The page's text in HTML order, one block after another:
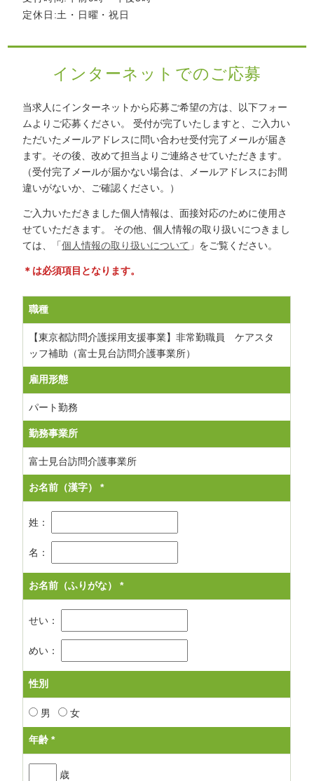
定休日:土・日曜・祝日
インターネットでのご応募
当求人にインターネットから応募ご希望の方は、以下フォー
ムよりご応募ください。
受付が完了いたしますと、ご入力い
ただいたメールアドレスに問い合わせ受付完了メールが届き
ます。その後、改めて担当よりご連絡させていただきます。
（受付完了メールが届かない場合は、メールアドレスにお間
違いがないか、ご確認ください。）
ご入力いただきました個人情報は、面接対応のために使用さ
せていただきます。
その他、個人情報の取り扱いにつきまし
ては、「個人情報の取り扱いについて 」をご覧ください。
＊は必須項目となります。
職種
【東京都訪問介護採用支援事業】非常勤職員 ケアスタ
ッフ補助（富士見台訪問介護事業所）
雇用形態
パート勤務
勤務事業所
富士見台訪問介護事業所
お名前（漢字） *
姓：
名：
お名前（ふりがな） *
せい：
めい：
性別
男 女
年齢 *
歳